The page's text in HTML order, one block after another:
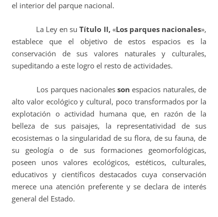
el interior del parque nacional.
La Ley en suTítulo II,«Los parques nacionales»,
establece que el objetivo de estos espacios es la
conservación de sus valores naturales y culturales,
supeditando a este logro el resto de actividades.
Los parques nacionalesson espacios naturales, de
alto valor ecológico y cultural, poco transformados por la
explotación o actividad humana que, en razón de la
belleza de sus paisajes, la representatividad de sus
ecosistemas o la singularidad de su flora, de su fauna, de
su geología o de sus formaciones geomorfológicas,
poseen unos valores ecológicos, estéticos, culturales,
educativos y científicos destacados cuya conservación
merece una atención preferente y se declara de interés
general del Estado.